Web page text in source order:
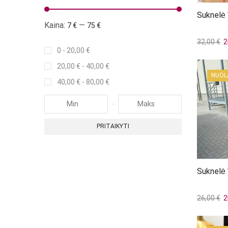
Suknelė
32,00€
Į
Suknelė
26,00€
Į
Kaina: 7 € — 75 €
0 - 20,00 €
20,00 € - 40,00 €
40,00 € - 80,00 €
PRITAIKYTI